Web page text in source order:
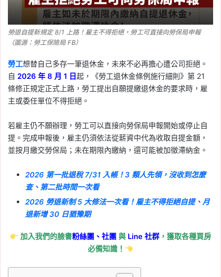
勞退自提新規定 8/1 上路！雇主不得拒絕，勞工可直接向勞保局申報
（圖源：勞工保險局 FB）
勞工想替自己多存一筆退休金，未來不必再擔心遭公司拒絕。
自 2026 年 8 月 1 日起，《勞工退休金條例施行細則》第 21
條修正規定正式上路，勞工提出自願提繳退休金的要求時，雇
主或委任單位不得拒絕。
若雇主仍不願辦理，勞工可以直接向勞保局申報開始或停止自
提。完成申報後，雇主仍須依法從薪資中代為收取自提金額，
並按月繳交勞保局；未在期限內繳納，還可能被加徵滯納金。
2026 第一批退稅 7/31 入帳！3 類人先領，沒收到怎麼
查、第二批時間一次看
2026 勞退新制 5 大修法一次看！雇主不得拒絕自提、月
退新增 30 日猶豫期
加入我們的臉書粉絲團、社團與 Line社群 ，獲取各種買房
必備知識！